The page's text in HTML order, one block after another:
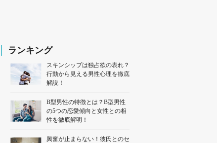
ランキング
スキンシップは独占欲の表れ？
行動から見える男性心理を徹底
解説！
B型男性の特徴とは？B型男性
の5つの恋愛傾向と女性との相
性を徹底解明！
興奮が止まらない！彼氏とのセ